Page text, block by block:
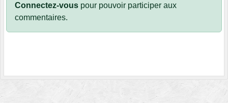
Connectez-vous pour pouvoir participer aux
commentaires.